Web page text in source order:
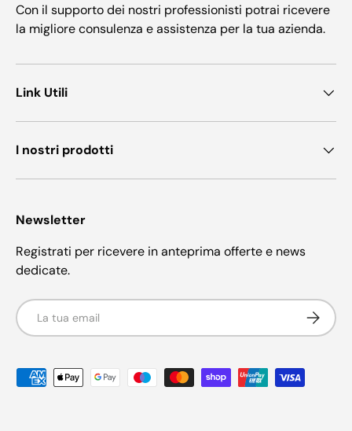
Con il supporto dei nostri professionisti potrai ricevere
la migliore consulenza e assistenza per la tua azienda.
Link Utili
I nostri prodotti
Newsletter
Registrati per ricevere in anteprima offerte e news
dedicate.
Email Iscriviti
Metodi di pagamento accettati